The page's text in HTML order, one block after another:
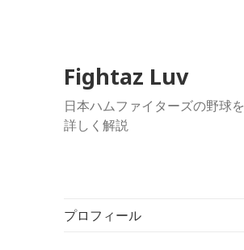
Fightaz Luv
日本ハムファイターズの野球を
詳しく解説
プロフィール